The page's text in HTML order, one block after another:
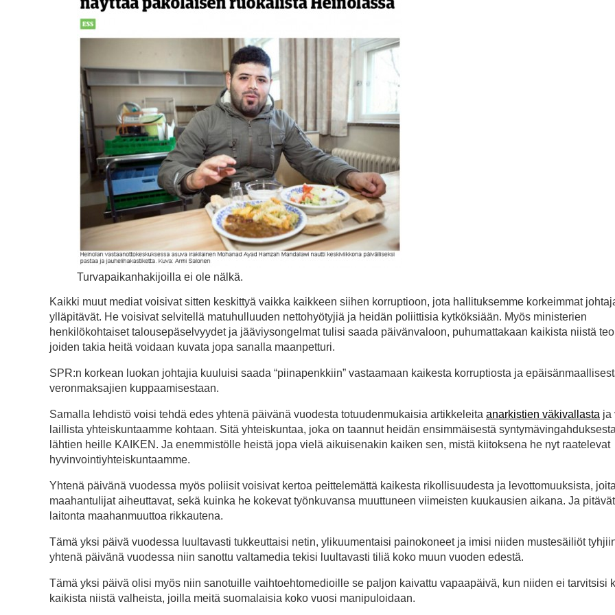
Turvapaikanhakijoilla ei ole nälkä.
Kaikki muut mediat voisivat sitten keskittyä vaikka kaikkeen siihen korruptioon, jota hallituksemme korkeimmat
ylläpitävät. He voisivat selvitellä matuhulluuden nettohyötyjiä ja heidän poliittisia kytköksiään. Myös ministerien
henkilökohtaiset talousepäselvyydet ja jääviysongelmat tulisi saada päivänvaloon, puhumattakaan kaikista niistä
joiden takia heitä voidaan kuvata jopa sanalla maanpetturi.
SPR:n korkean luokan johtajia kuuluisi saada “piinapenkkiin” vastaamaan kaikesta korruptiosta ja
veronmaksajien kuppaamisestaan.
Samalla lehdistö voisi tehdä edes yhtenä päivänä vuodesta totuudenmukaisia artikkeleita anarkistien väkivallasta ja
laillista yhteiskuntaamme kohtaan. Sitä yhteiskuntaa, joka on taannut heidän ensimmäisestä
lähtien heille KAIKEN. Ja enemmistölle heistä jopa vielä aikuisenakin kaiken sen, mistä kiitoksena he nyt raatelevat
hyvinvointiyhteiskuntaamme.
Yhtenä päivänä vuodessa myös poliisit voisivat kertoa peittelemättä kaikesta rikollisuudesta ja levottomuuksista,
maahantulijat aiheuttavat, sekä kuinka he kokevat työnkuvansa muuttuneen viimeisten kuukausien aikana. Ja
laitonta maahanmuuttoa rikkautena.
Tämä yksi päivä vuodessa luultavasti tukkeuttaisi netin, ylikuumentaisi painokoneet ja imisi niiden mustesäiliöt
yhtenä päivänä vuodessa niin sanottu valtamedia tekisi luultavasti tiliä koko muun vuoden edestä.
Tämä yksi päivä olisi myös niin sanotuille vaihtoehtomedioille se paljon kaivattu vapaapäivä, kun niiden ei tarvitsisi
kaikista niistä valheista, joilla meitä suomalaisia koko vuosi manipuloidaan.